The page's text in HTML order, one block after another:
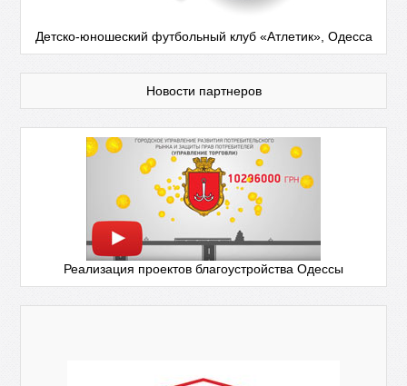
Детско-юношеский футбольный клуб «Атлетик», Одесса
Новости партнеров
Реализация проектов благоустройства Одессы